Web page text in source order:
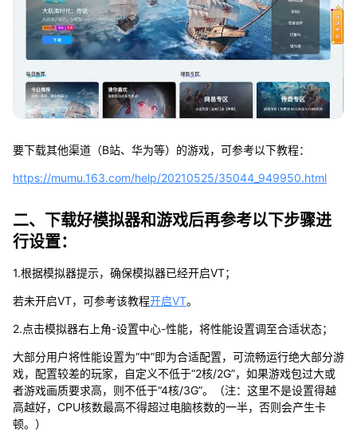
要下载其他渠道（B站、华为等）的游戏，可参考以下教程：
https://mumu.163.com/help/20210525/35044_949950.html
二、下载好模拟器和游戏后再参考以下步骤进
行设置：
1.根据模拟器提示，确保模拟器已经开启VT；
若未开启VT，可参考该教程开启VT。
2.点击模拟器右上角-设置中心-性能，将性能设置调至合适状态；
大部分用户将性能设置为“中”即为合适配置，可流畅运行绝大部分游
戏，配置较差的玩家，自定义不低于“2核/2G”，如果游戏包过大或
者游戏画质要求高，则不低于“4核/3G”。（注：这里不是设置得越
高越好，CPU核数最高不得超过电脑核数的一半，否则会产生卡
顿。）